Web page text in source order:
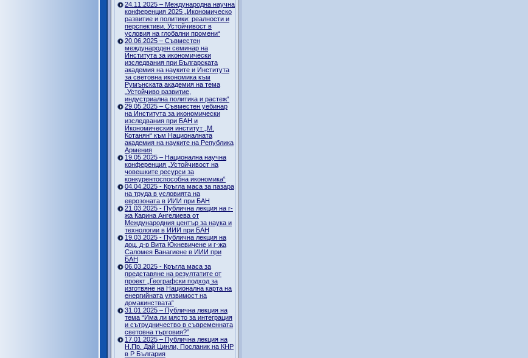
24.11.2025 – Международна научна
конференция 2025 „Икономическо
развитие и политики: реалности и
перспективи. Устойчивост в
условия на глобални промени“
20.06.2025 – Съвместен
международен семинар на
Института за икономически
изследвания при Българската
академия на науките и Института
за световна икономика към
Румънската академия на тема
„Устойчиво развитие,
индустриална политика и растеж“
29.05.2025 – Съвместен уебинар
на Института за икономически
изследвания при БАН и
Икономическия институт „М.
Котанян“ към Националната
академия на науките на Република
Армения
19.05.2025 – Национална научна
конференция „Устойчивост на
човешките ресурси за
конкурентоспособна икономика“
04.04.2025 - Кръгла маса за пазара
на труда в условията на
еврозоната в ИИИ при БАН
21.03.2025 - Публична лекция на г-
жа Карина Ангелиева от
Международния център за наука и
технологии в ИИИ при БАН
19.03.2025 - Публична лекция на
доц. д-р Вита Юкневичене и г-жа
Саломея Ванагиене в ИИИ при
БАН
06.03.2025 - Кръгла маса за
представяне на резултатите от
проект „Географски подход за
изготвяне на Национална карта на
енергийната уязвимост на
домакинствата“
31.01.2025 – Публична лекция на
тема “Има ли място за интеграция
и сътрудничество в съвременната
световна търговия?”
17.01.2025 – Публична лекция на
Н.Пр. Дай Цинли, Посланик на КНР
в Р България